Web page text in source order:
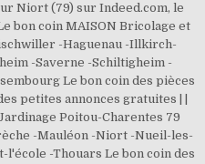
Niort (79) sur Indeed.com, le
bon coin MAISON Bricolage et
-Haguenau -Illkirch-
-Saverne -Schiltigheim -
Le bon coin des pièces
petites annonces gratuites | |
Poitou-Charentes 79
-Mauléon -Niort -Nueil-les-
-Thouars Le bon coin des